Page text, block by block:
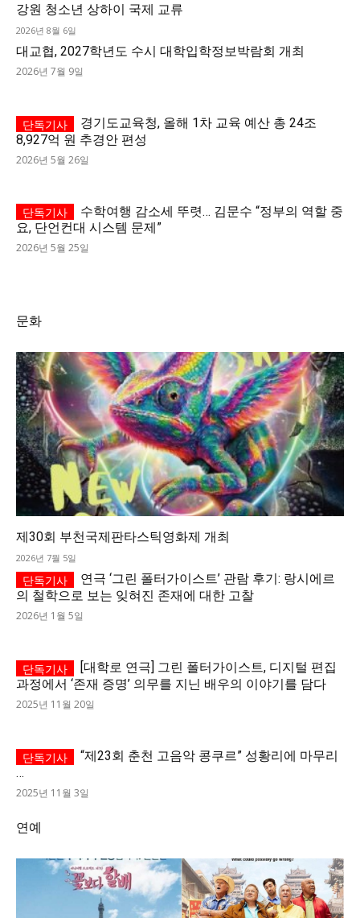
강원 청소년 상하이 국제 교류
2026년 8월 6일
대교협, 2027학년도 수시 대학입학정보박람회 개최
2026년 7월 9일
경기도교육청, 올해 1차 교육 예산 총 24조
8,927억 원 추경안 편성
2026년 5월 26일
수학여행 감소세 뚜렷… 김문수 “정부의 역할 중
요, 단언컨대 시스템 문제”
2026년 5월 25일
문화
제30회 부천국제판타스틱영화제 개최
2026년 7월 5일
연극 ‘그린 폴터가이스트’ 관람 후기: 랑시에르
의 철학으로 보는 잊혀진 존재에 대한 고찰
2026년 1월 5일
[대학로 연극] 그린 폴터가이스트, 디지털 편집
과정에서 ‘존재 증명’ 의무를 지닌 배우의 이야기를 담다
2025년 11월 20일
“제23회 춘천 고음악 콩쿠르” 성황리에 마무리
…
2025년 11월 3일
연예